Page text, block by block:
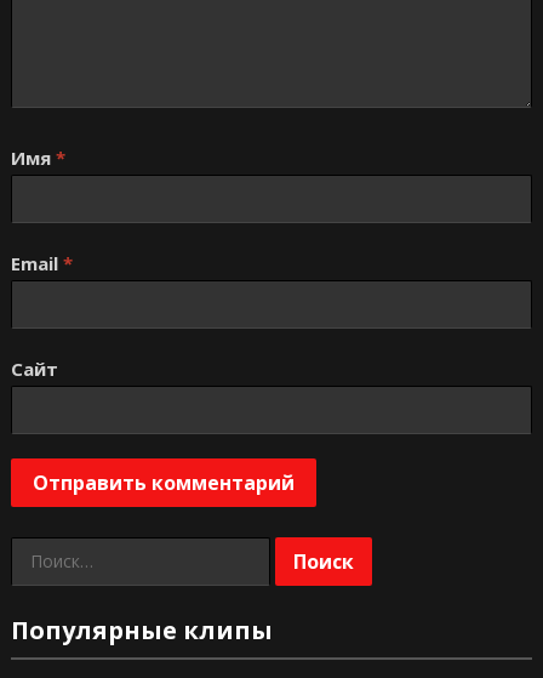
Имя *
Email *
Сайт
Найти:
Популярные клипы